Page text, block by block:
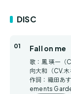
DISC
Fall on me
歌：鳳 瑛一（
向大和（CV.木
作詞：織田あ
ements